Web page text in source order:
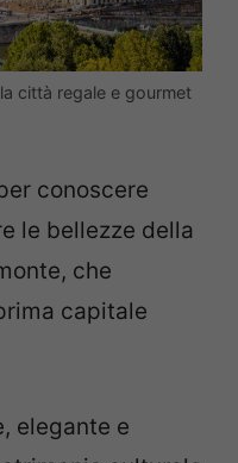
città regale e gourmet
conoscere
le bellezze della
che
capitale
elegante e